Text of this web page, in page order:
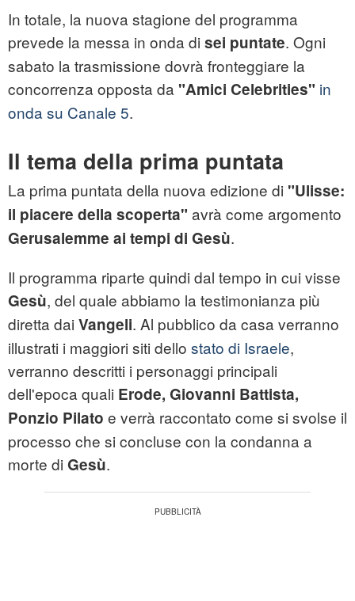
In totale, la nuova stagione del programma
prevede la messa in onda di sei puntate. Ogni
sabato la trasmissione dovrà fronteggiare la
concorrenza opposta da "Amici Celebrities" in
onda su Canale 5.
Il tema della prima puntata
La prima puntata della nuova edizione di "Ulisse:
il piacere della scoperta" avrà come argomento
Gerusalemme ai tempi di Gesù.
Il programma riparte quindi dal tempo in cui visse
Gesù, del quale abbiamo la testimonianza più
diretta dai Vangeli. Al pubblico da casa verranno
illustrati i maggiori siti dello stato di Israele,
verranno descritti i personaggi principali
dell'epoca quali Erode, Giovanni Battista,
Ponzio Pilato e verrà raccontato come si svolse il
processo che si concluse con la condanna a
morte di Gesù.